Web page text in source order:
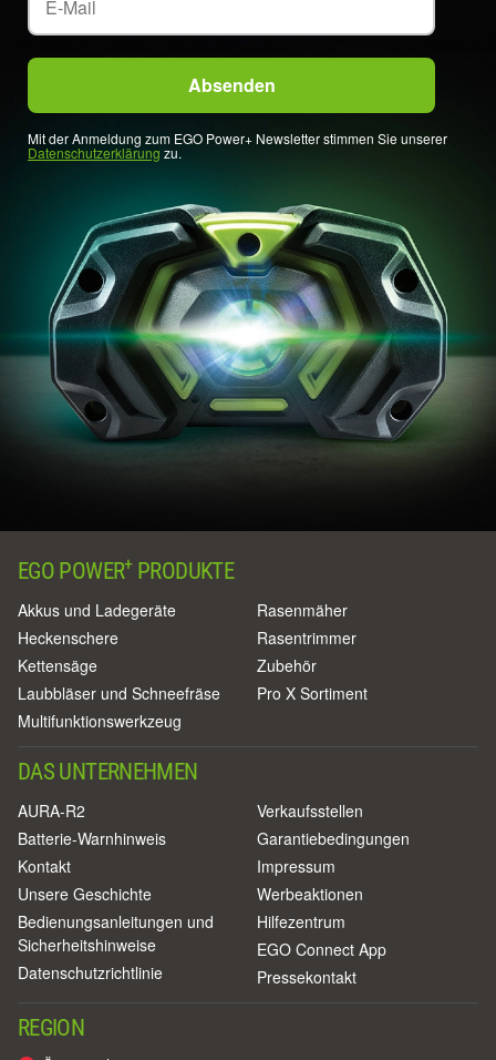
Mit der Anmeldung zum EGO Power+ Newsletter stimmen Sie unserer
Datenschutzerklärung zu.
EGO POWER+PRODUKTE
Akkus und Ladegeräte
Heckenschere
Kettensäge
Laubbläser und Schneefräse
Multifunktionswerkzeug
Rasenmäher
Rasentrimmer
Zubehör
Pro X Sortiment
DAS UNTERNEHMEN
AURA-R2
Batterie-Warnhinweis
Kontakt
Unsere Geschichte
Bedienungsanleitungen und
Sicherheitshinweise
Datenschutzrichtlinie
Verkaufsstellen
Garantiebedingungen
Impressum
Werbeaktionen
Hilfezentrum
EGO Connect App
Pressekontakt
REGION